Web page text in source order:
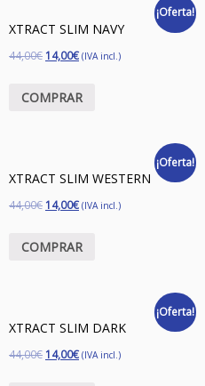
¡Oferta!
XTRACT SLIM NAVY
44,00€ 14,00€ (IVA incl.)
COMPRAR
¡Oferta!
XTRACT SLIM WESTERN
44,00€ 14,00€ (IVA incl.)
COMPRAR
¡Oferta!
XTRACT SLIM DARK
44,00€ 14,00€ (IVA incl.)